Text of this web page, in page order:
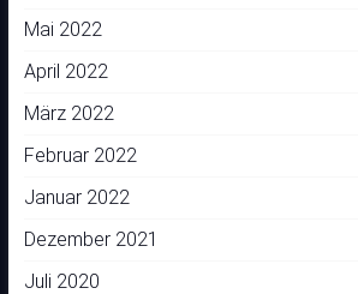
Mai 2022
April 2022
März 2022
Februar 2022
Januar 2022
Dezember 2021
Juli 2020